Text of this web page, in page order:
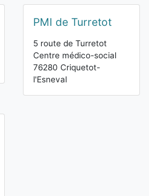
PMI de Turretot
5 route de Turretot
Centre médico-social
76280 Criquetot-
l'Esneval